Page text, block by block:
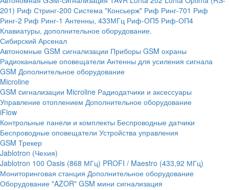
201) Риф Стринг-200 Система "Консьерж" Риф Ринг-701 Риф
Ринг-2 Риф Ринг-1 Антенны, 433МГц Риф-ОП5 Риф-ОП4
Клавиатуры, дополнительное оборудование.
Сибирский Арсенал
Автономные GSM сигнализации Приборы GSM охраны
Радиоканальные оповещатели Антенны для усиления сигнала
GSM Дополнительное оборудование
Microline
GSM cигнализации Microline Радиодатчики и аксессуары
Управление отоплением Дополнительное оборудование
iFlow
Контрольные панели и комплекты Беспроводные датчики
Беспроводные оповещатели Устройства управления
GSM Трекер
Jablotron (Чехия)
Jablotron 100 Oasis (868 МГц) PROFI / Maestro (433,92 МГц)
Мониторинговая станция Дополнительное оборудование
Оборудование "AZOR" GSM мини сигнализация